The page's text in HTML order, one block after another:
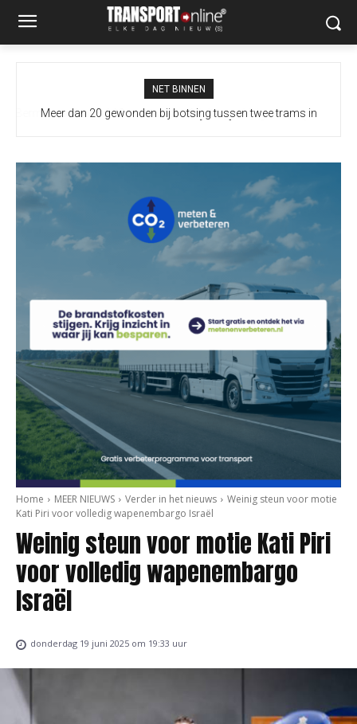
NET BINNEN
Meer dan 20 gewonden bij botsing tussen twee trams in
Home MEER NIEUWS Verder in het nieuws
Weinig steun voor motie
Kati Piri voor volledig wapenembargo Israël
Weinig steun voor motie Kati Piri
voor volledig wapenembargo
Israël
donderdag 19 juni 2025 om 19:33 uur